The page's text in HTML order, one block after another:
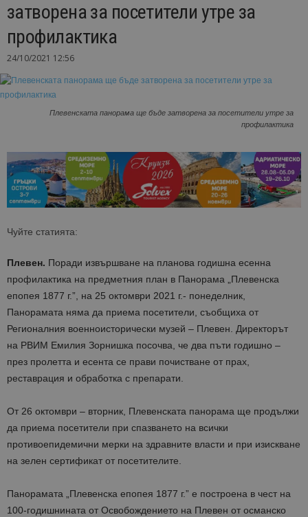
затворена за посетители утре за
профилактика
24/10/2021 12:56
Плевенската панорама ще бъде затворена за посетители утре за
профилактика
Чуйте статията:
Плевен. Поради извършване на планова годишна есенна
профилактика на предметния план в Панорама „Плевенска
епопея 1877 г.”, на 25 октомври 2021 г.- понеделник,
Панорамата няма да приема посетители, съобщиха от
Регионалния военноисторически музей – Плевен. Директорът
на РВИМ Емилия Зорнишка посочва, че два пъти годишно –
през пролетта и есента се прави почистване от прах,
реставрация и обработка с препарати.
От 26 октомври – вторник, Плевенската панорама ще продължи
да приема посетители при спазването на всички
противоепидемични мерки на здравните власти и при изискване
на зелен сертификат от посетителите.
Панорамата „Плевенска епопея 1877 г.” е построена в чест на
100-годишнината от Освобождението на Плевен от османско